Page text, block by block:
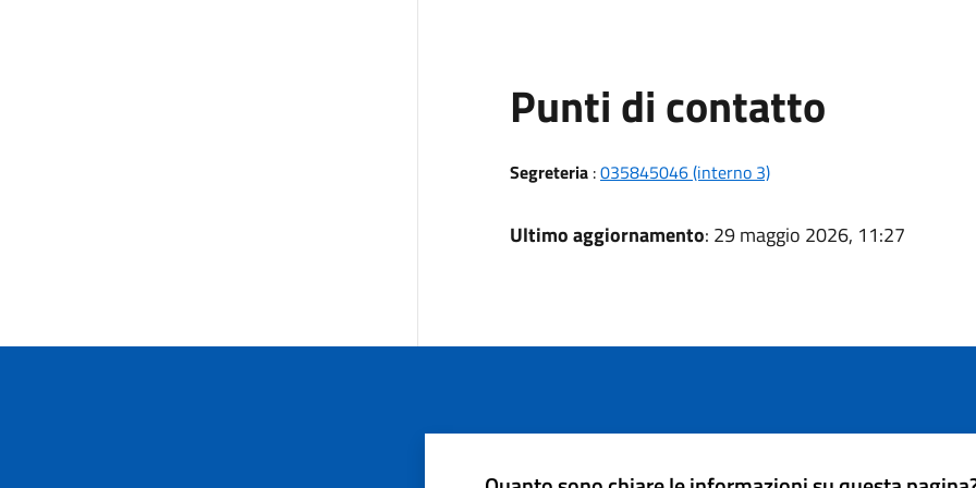
Punti di contatto
Segreteria:035845046 (interno 3)
Ultimo aggiornamento: 29 maggio 2026, 11:27